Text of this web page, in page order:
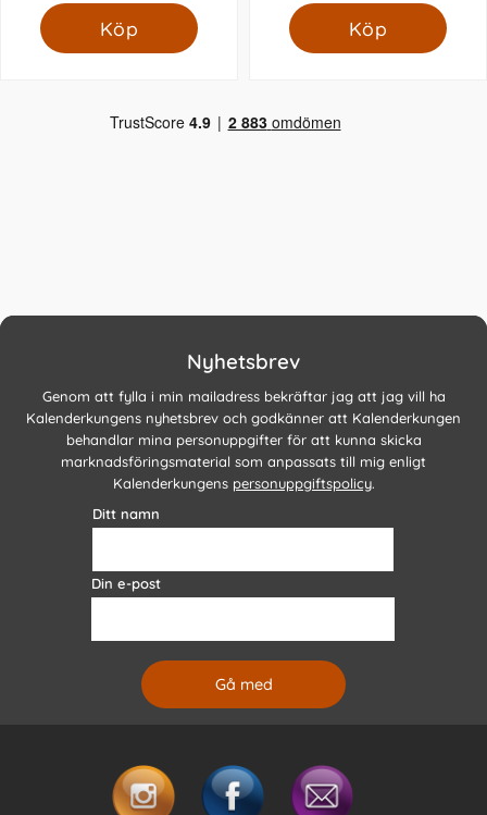
Köp
Köp
Nyhetsbrev
Genom att fylla i min mailadress bekräftar jag att jag vill ha
Kalenderkungens nyhetsbrev och godkänner att Kalenderkungen
behandlar mina personuppgifter för att kunna skicka
marknadsföringsmaterial som anpassats till mig enligt
Kalenderkungens personuppgiftspolicy.
Ditt namn
Din e-post